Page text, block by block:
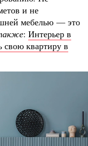
и не
мебелью — это
: Интерьер в
свою квартиру в